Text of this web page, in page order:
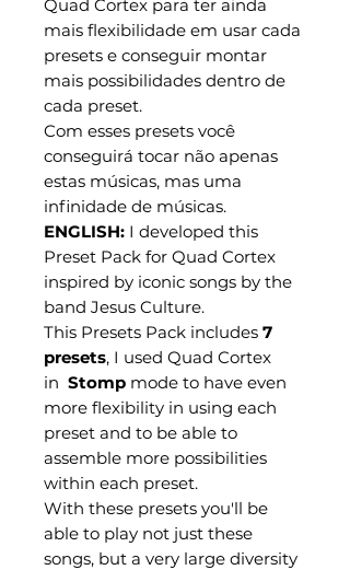
Quad Cortex para ter ainda
mais flexibilidade em usar cada
presets e conseguir montar
mais possibilidades dentro de
cada preset.
Com esses presets você
conseguirá tocar não apenas
estas músicas, mas uma
infinidade de músicas.
ENGLISH: I developed this
Preset Pack for Quad Cortex
inspired by iconic songs by the
band Jesus Culture.
This Presets Pack includes 7
presets, I used Quad Cortex
in Stomp mode to have even
more flexibility in using each
preset and to be able to
assemble more possibilities
within each preset.
With these presets you'll be
able to play not just these
songs, but a very large diversity